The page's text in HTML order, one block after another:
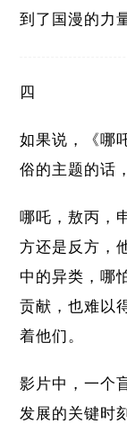
到了国漫的力
四
如果说，《哪
俗的主题的话
哪吒，敖丙，
方还是反方，
中的异类，哪
贡献，也难以
着他们。
影片中，一个
发展的关键时